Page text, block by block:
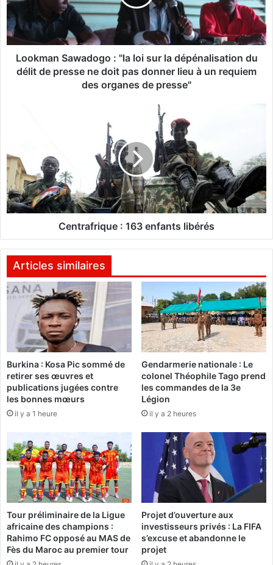
a
n
S
a
l
a
l
o
i
r
d
é
a
l
i
s
a
t
n
d
é
i
t
d
Lookman Sawadogo : "la loi sur la dépénalisation du
délit de presse ne doit pas donner lieu à un requiem
des organes de presse"
r
a
f
r
i
u
e
1
6
3
a
n
t
s
l
i
r
é
Centrafrique : 163 enfants libérés
Articles similaires
Burkina : Kosa Pic sommé de
retirer ses œuvres et
publications jugées contre
les bonnes mœurs
il y a 1 heure
Gendarmerie nationale : Le
colonel Théophile Tago prend
les commandes de la 3e
Légion
il y a 2 heures
Tour préliminaire de la Ligue
africaine des champions :
Rahimo FC opposé au MAS de
Fès du Maroc au premier tour
Projet d’ouverture aux
investisseurs privés : La FIFA
s’excuse et abandonne le
projet